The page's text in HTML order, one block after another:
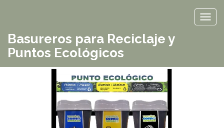
Basureros para Reciclaje y
Puntos Ecológicos